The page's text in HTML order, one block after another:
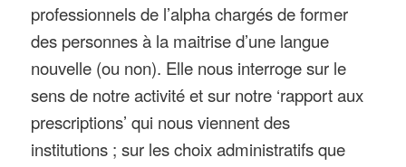
professionnels de l’alpha chargés de former
des personnes à la maitrise d’une langue
nouvelle (ou non). Elle nous interroge sur le
sens de notre activité et sur notre ‘rapport aux
prescriptions’ qui nous viennent des
institutions ; sur les choix administratifs que